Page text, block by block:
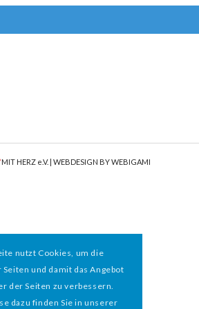
MIT HERZ e.V. | WEBDESIGN BY WEBIGAMI
nutzt Cookies, um die
und damit das Angebot
der Seiten zu verbessern.
dazu finden Sie in unserer